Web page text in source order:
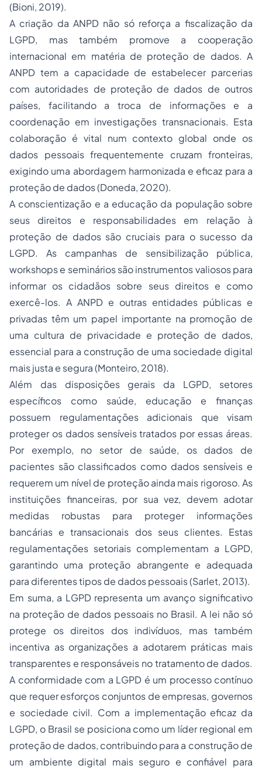
(Bioni, 2019).
A criação da ANPD não só reforça a fiscalização da
LGPD, mas também promove a cooperação
internacional em matéria de proteção de dados. A
ANPD tem a capacidade de estabelecer parcerias
com autoridades de proteção de dados de outros
países, facilitando a troca de informações e a
coordenação em investigações transnacionais. Esta
colaboração é vital num contexto global onde os
dados pessoais frequentemente cruzam fronteiras,
exigindo uma abordagem harmonizada e eficaz para a
proteção de dados (Doneda, 2020).
A conscientização e a educação da população sobre
seus direitos e responsabilidades em relação à
proteção de dados são cruciais para o sucesso da
LGPD. As campanhas de sensibilização pública,
workshops e seminários são instrumentos valiosos para
informar os cidadãos sobre seus direitos e como
exercê-los. A ANPD e outras entidades públicas e
privadas têm um papel importante na promoção de
uma cultura de privacidade e proteção de dados,
essencial para a construção de uma sociedade digital
mais justa e segura (Monteiro, 2018).
Além das disposições gerais da LGPD, setores
específicos como saúde, educação e finanças
possuem regulamentações adicionais que visam
proteger os dados sensíveis tratados por essas áreas.
Por exemplo, no setor de saúde, os dados de
pacientes são classificados como dados sensíveis e
requerem um nível de proteção ainda mais rigoroso. As
instituições financeiras, por sua vez, devem adotar
medidas robustas para proteger informações
bancárias e transacionais dos seus clientes. Estas
regulamentações setoriais complementam a LGPD,
garantindo uma proteção abrangente e adequada
para diferentes tipos de dados pessoais (Sarlet, 2013).
Em suma, a LGPD representa um avanço significativo
na proteção de dados pessoais no Brasil. A lei não só
protege os direitos dos indivíduos, mas também
incentiva as organizações a adotarem práticas mais
transparentes e responsáveis no tratamento de dados.
A conformidade com a LGPD é um processo contínuo
que requer esforços conjuntos de empresas, governos
e sociedade civil. Com a implementação eficaz da
LGPD, o Brasil se posiciona como um líder regional em
proteção de dados, contribuindo para a construção de
um ambiente digital mais seguro e confiável para